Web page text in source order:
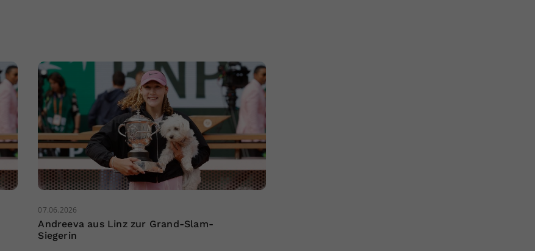
07.06.2026
Andreeva aus Linz zur Grand-Slam-
Siegerin